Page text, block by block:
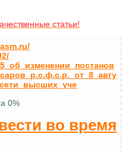
статьи!
0%
во время